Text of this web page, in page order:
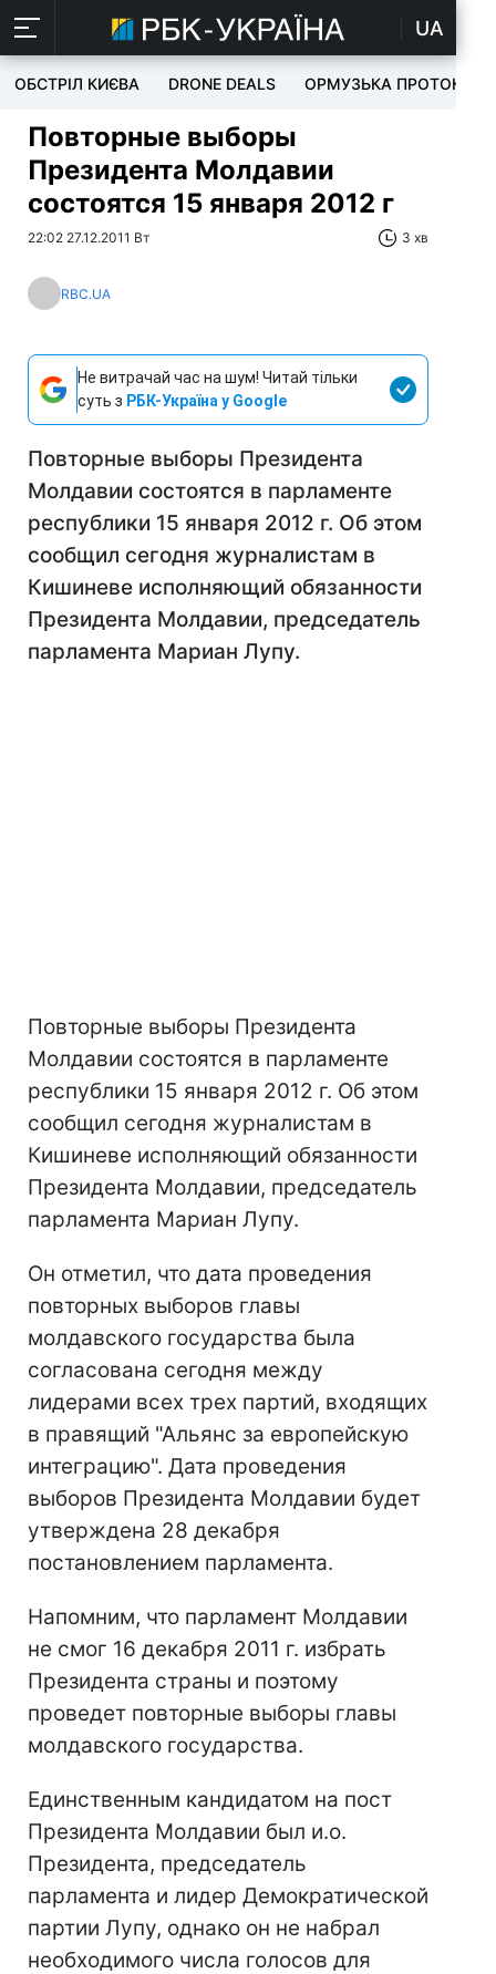
UA
ОБСТРІЛ КИЄВА DRONE DEALS ОРМУЗЬКА ПРОТОКА
Повторные выборы
Президента Молдавии
состоятся 15 января 2012 г
22:02 27.12.2011 Вт 3 хв
RBC.UA
Не витрачай час на шум! Читай тільки
суть з РБК-Україна у Google
Повторные выборы Президента
Молдавии состоятся в парламенте
республики 15 января 2012 г. Об этом
сообщил сегодня журналистам в
Кишиневе исполняющий обязанности
Президента Молдавии, председатель
парламента Мариан Лупу.
Повторные выборы Президента
Молдавии состоятся в парламенте
республики 15 января 2012 г. Об этом
сообщил сегодня журналистам в
Кишиневе исполняющий обязанности
Президента Молдавии, председатель
парламента Мариан Лупу.
Он отметил, что дата проведения
повторных выборов главы
молдавского государства была
согласована сегодня между
лидерами всех трех партий, входящих
в правящий "Альянс за европейскую
интеграцию". Дата проведения
выборов Президента Молдавии будет
утверждена 28 декабря
постановлением парламента.
Напомним, что парламент Молдавии
не смог 16 декабря 2011 г. избрать
Президента страны и поэтому
проведет повторные выборы главы
молдавского государства.
Единственным кандидатом на пост
Президента Молдавии был и.о.
Президента, председатель
парламента и лидер Демократической
партии Лупу, однако он не набрал
необходимого числа голосов для